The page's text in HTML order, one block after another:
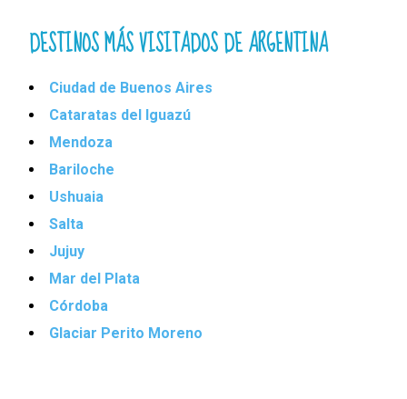
DESTINOS MÁS VISITADOS DE ARGENTINA
Ciudad de Buenos Aires
Cataratas del Iguazú
Mendoza
Bariloche
Ushuaia
Salta
Jujuy
Mar del Plata
Córdoba
Glaciar Perito Moreno